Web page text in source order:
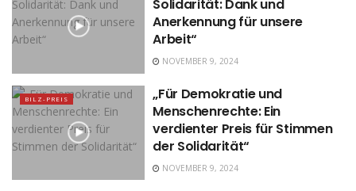
Solidarität: Dank und
Anerkennung für unsere
Arbeit“
NOVEMBER 9, 2024
BILZ-PREIS
„Für Demokratie und
Menschenrechte: Ein
verdienter Preis für Stimmen
der Solidarität“
NOVEMBER 9, 2024